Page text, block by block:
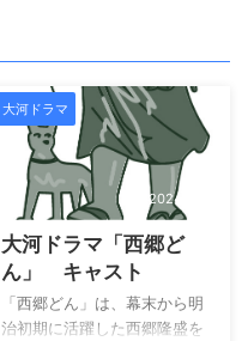
大河ドラマ
2024/11/19
大河ドラマ「西郷ど
ん」 キャスト
「西郷どん」は、幕末から明
治初期に活躍した西郷隆盛を